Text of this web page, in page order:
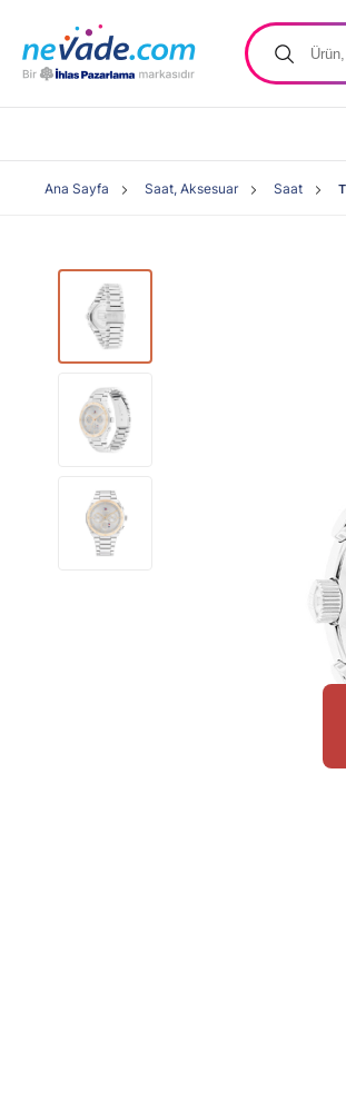
Ana Sayfa Saat, Aksesuar Saat